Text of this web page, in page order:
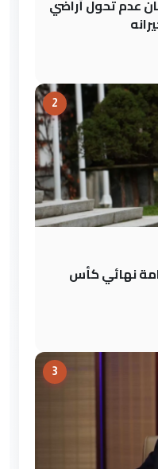
عدم تحول أراضي
2
نهائي كأس
3